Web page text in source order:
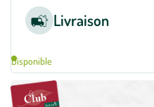
Livraison
Disponible